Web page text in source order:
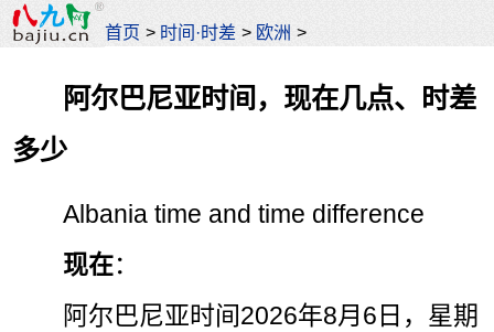
首页 > 时间·时差 > 欧洲 >
阿尔巴尼亚时间，现在几点、时差
多少
Albania time and time difference
现在：
阿尔巴尼亚时间2026年8月6日，星期